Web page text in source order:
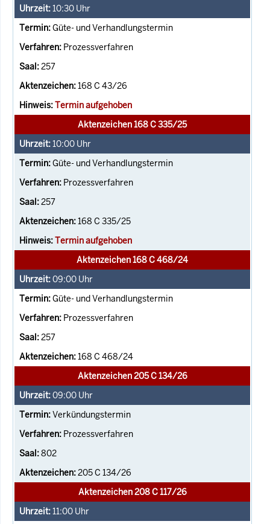
10:30 Uhr
Güte- und Verhandlungstermin
Prozessverfahren
257
168 C 43/26
Termin aufgehoben
Aktenzeichen 168 C 335/25
10:00 Uhr
Güte- und Verhandlungstermin
Prozessverfahren
257
168 C 335/25
Termin aufgehoben
Aktenzeichen 168 C 468/24
09:00 Uhr
Güte- und Verhandlungstermin
Prozessverfahren
257
168 C 468/24
Aktenzeichen 205 C 134/26
09:00 Uhr
Verkündungstermin
Prozessverfahren
802
205 C 134/26
Aktenzeichen 208 C 117/26
11:00 Uhr